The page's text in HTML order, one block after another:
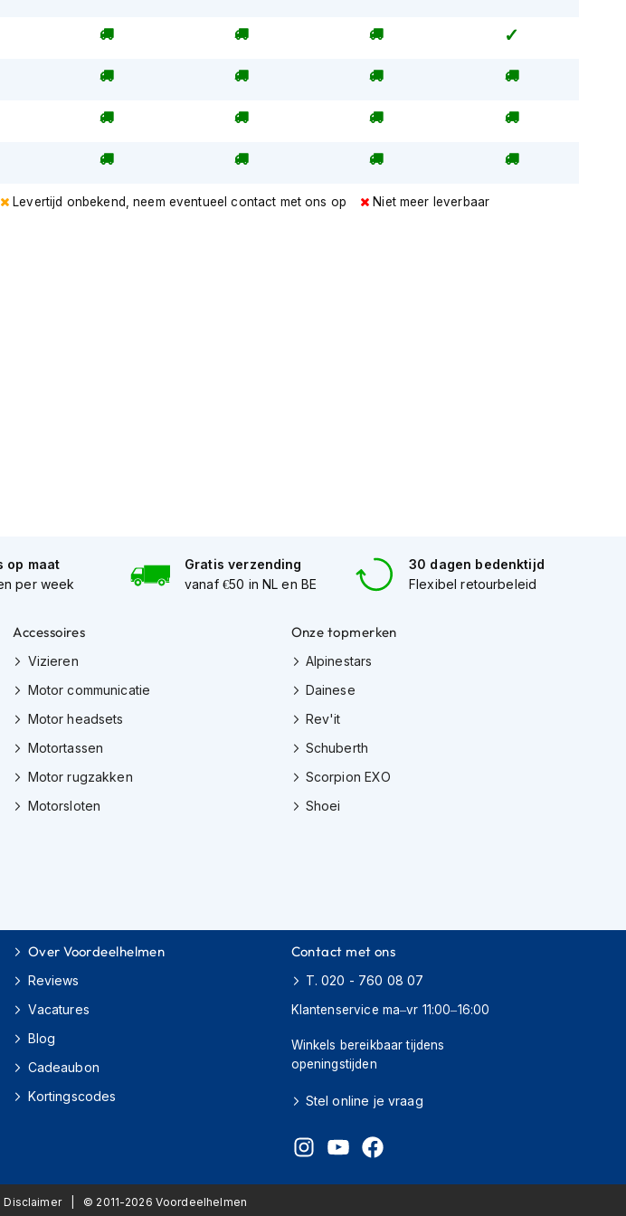
Levertijd onbekend, neem eventueel contact met ons op Niet meer leverbaar
op maat
per week
Gratis verzending
vanaf €50 in NL en BE
30 dagen bedenktijd
Flexibel retourbeleid
Accessoires
Vizieren
Motor communicatie
Motor headsets
Motortassen
Motor rugzakken
Motorsloten
Onze topmerken
Alpinestars
Dainese
Rev'it
Schuberth
Scorpion EXO
Shoei
Over Voordeelhelmen
Reviews
Vacatures
Blog
Cadeaubon
Kortingscodes
Contact met ons
T. 020 - 760 08 07
Klantenservice ma–vr 11:00–16:00
Winkels bereikbaar tijdens
openingstijden
Stel online je vraag
Disclaimer © 2011-2026 Voordeelhelmen